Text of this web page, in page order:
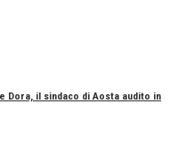
Dora, il sindaco di Aosta audito in